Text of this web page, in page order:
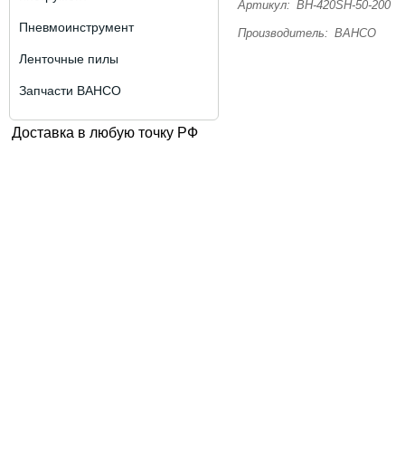
Пневмоинструмент
Ленточные пилы
Запчасти BAHCO
Доставка в любую точку РФ
Артикул: BH-420SH-50-200
Производитель: BAHCO